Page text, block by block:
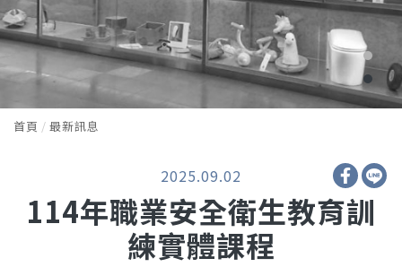
首頁 最新訊息
2025.09.02
114年職業安全衛生教育訓
練實體課程